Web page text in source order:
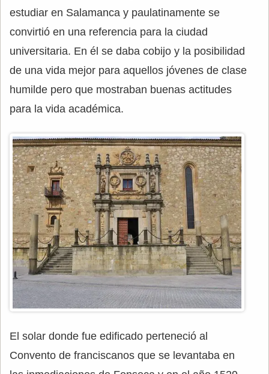
estudiar en Salamanca y paulatinamente se
convirtió en una referencia para la ciudad
universitaria. En él se daba cobijo y la posibilidad
de una vida mejor para aquellos jóvenes de clase
humilde pero que mostraban buenas actitudes
para la vida académica.
El solar donde fue edificado perteneció al
Convento de franciscanos que se levantaba en